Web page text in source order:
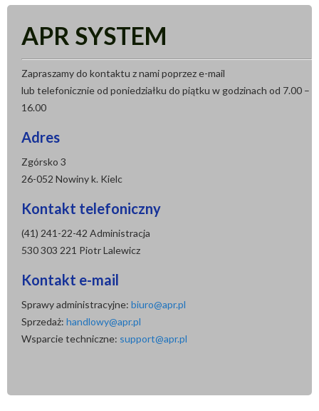
APR SYSTEM
Zapraszamy do kontaktu z nami poprzez e-mail
lub telefonicznie od poniedziałku do piątku w godzinach od 7.00 –
16.00
Adres
Zgórsko 3
26-052 Nowiny k. Kielc
Kontakt telefoniczny
(41) 241-22-42 Administracja
530 303 221 Piotr Lalewicz
Kontakt e-mail
Sprawy administracyjne: biuro@apr.pl
Sprzedaż: handlowy@apr.pl
Wsparcie techniczne: support@apr.pl